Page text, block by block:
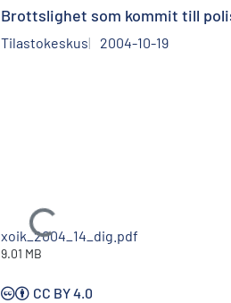
Brottslighet som kommit till
Tilastokeskus 2004-10-19
Ladataan...
xoik_2004_14_dig.pdf
9.01 MB
CC BY 4.0